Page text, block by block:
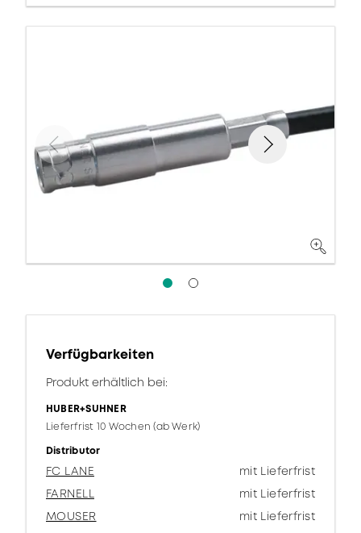
Verfügbarkeiten
Produkt erhältlich bei:
HUBER+SUHNER
Lieferfrist 10 Wochen (ab Werk)
Distributor
FC LANE
mit Lieferfrist
FARNELL
mit Lieferfrist
MOUSER
mit Lieferfrist